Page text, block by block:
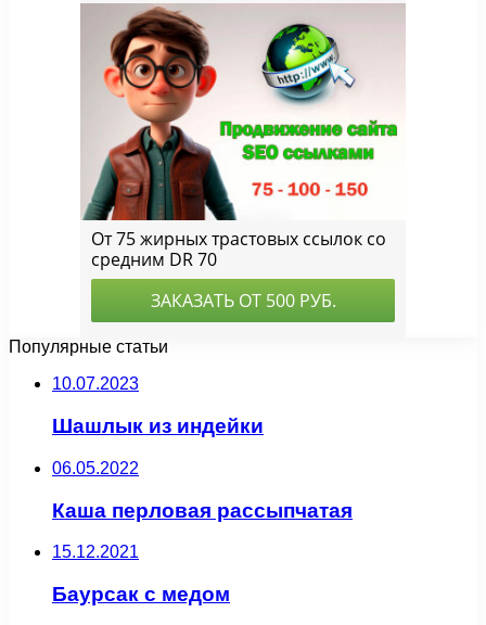
Популярные статьи
10.07.2023
Шашлык из индейки
06.05.2022
Каша перловая рассыпчатая
15.12.2021
Баурсак с медом